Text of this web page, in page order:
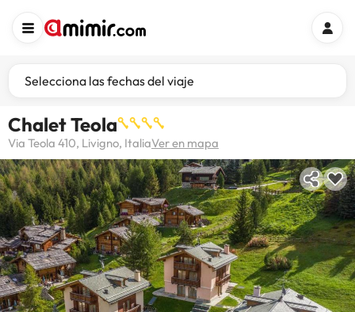
Selecciona las fechas del viaje
Chalet Teola
Via Teola 410, Livigno, ItaliaVer en mapa